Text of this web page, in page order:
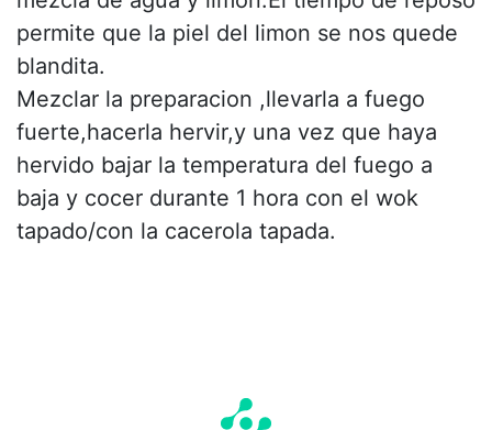
permite que la piel del limon se nos quede
blandita.
Mezclar la preparacion ,llevarla a fuego
fuerte,hacerla hervir,y una vez que haya
hervido bajar la temperatura del fuego a
baja y cocer durante 1 hora con el wok
tapado/con la cacerola tapada.